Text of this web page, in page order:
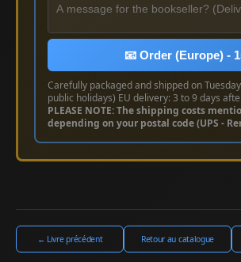
📧 Order (Europe) -
Carefully packaged and shipped on
public holidays) EU delivery: 3 to 9 days
PLEASE NOTE: The shipping costs
depending on your postal code (UPS -
← Livre précédent Retour au catalogue